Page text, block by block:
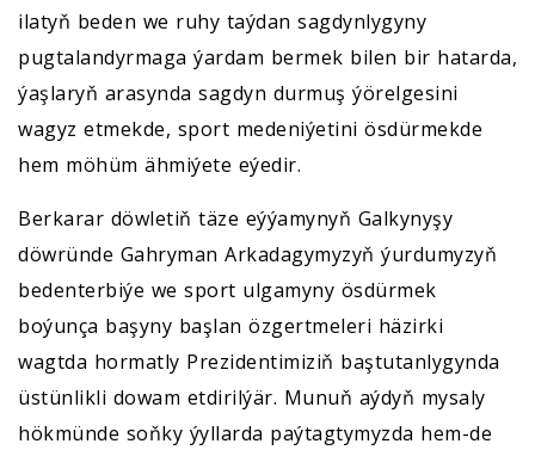
ilatyň beden we ruhy taýdan sagdynlygyny
pugtalandyrmaga ýardam bermek bilen bir hatarda,
ýaşlaryň arasynda sagdyn durmuş ýörelgesini
wagyz etmekde, sport medeniýetini ösdürmekde
hem möhüm ähmiýete eýedir.
Berkarar döwletiň täze eýýamynyň Galkynyşy
döwründe Gahryman Arkadagymyzyň ýurdumyzyň
bedenterbiýe we sport ulgamyny ösdürmek
boýunça başyny başlan özgertmeleri häzirki
wagtda hormatly Prezidentimiziň baştutanlygynda
üstünlikli dowam etdirilýär. Munuň aýdyň mysaly
hökmünde soňky ýyllarda paýtagtymyzda hem-de